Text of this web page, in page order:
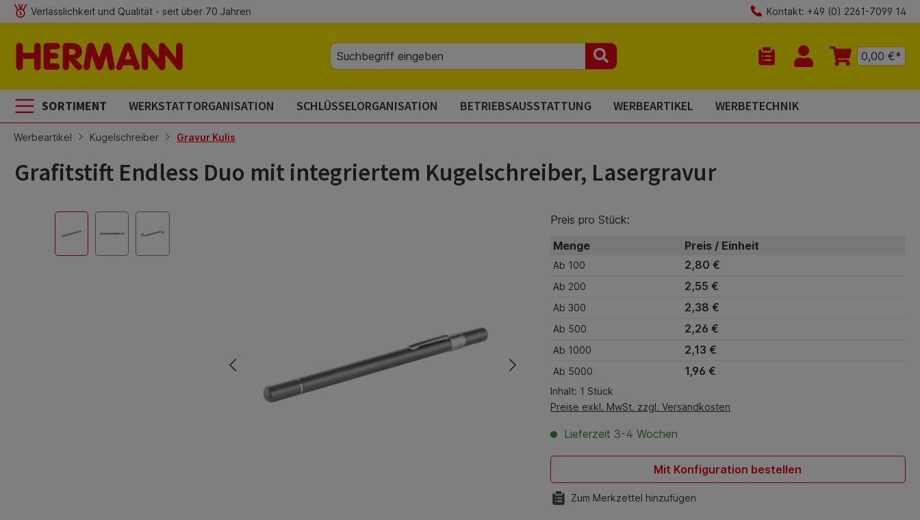
Hauptinhalt springen
Zur Suche springen
Zur Hauptnavigation springen
Verlässlichkeit und Qualität - seit über 70 Jahren Kontakt: +49 (0) 2261-7099 14
Du hast 0 Produkte auf dem
0,00 €*
SORTIMENT WERKSTATTORGANISATION SCHLÜSSELORGANISATION BETRIEBSAUSSTATTUNG WERBEARTIKEL WERBETECHNIK
Werbeartikel Kugelschreiber Gravur Kulis
Grafitstift Endless Duo mit integriertem Kugelschreiber, Lasergravur
Bildergalerie überspringen
Preis pro Stück:
Menge
Preis / Einheit
Ab 100 2,80 €
Ab 200 2,55 €
Ab 300 2,38 €
Ab 500 2,26 €
Ab 1000 2,13 €
Ab 5000 1,96 €
Inhalt: 1 Stück
Preise exkl. MwSt. zzgl. Versandkosten
Lieferzeit 3-4 Wochen
Mit Konfiguration bestellen
Zum Merkzettel hinzufügen